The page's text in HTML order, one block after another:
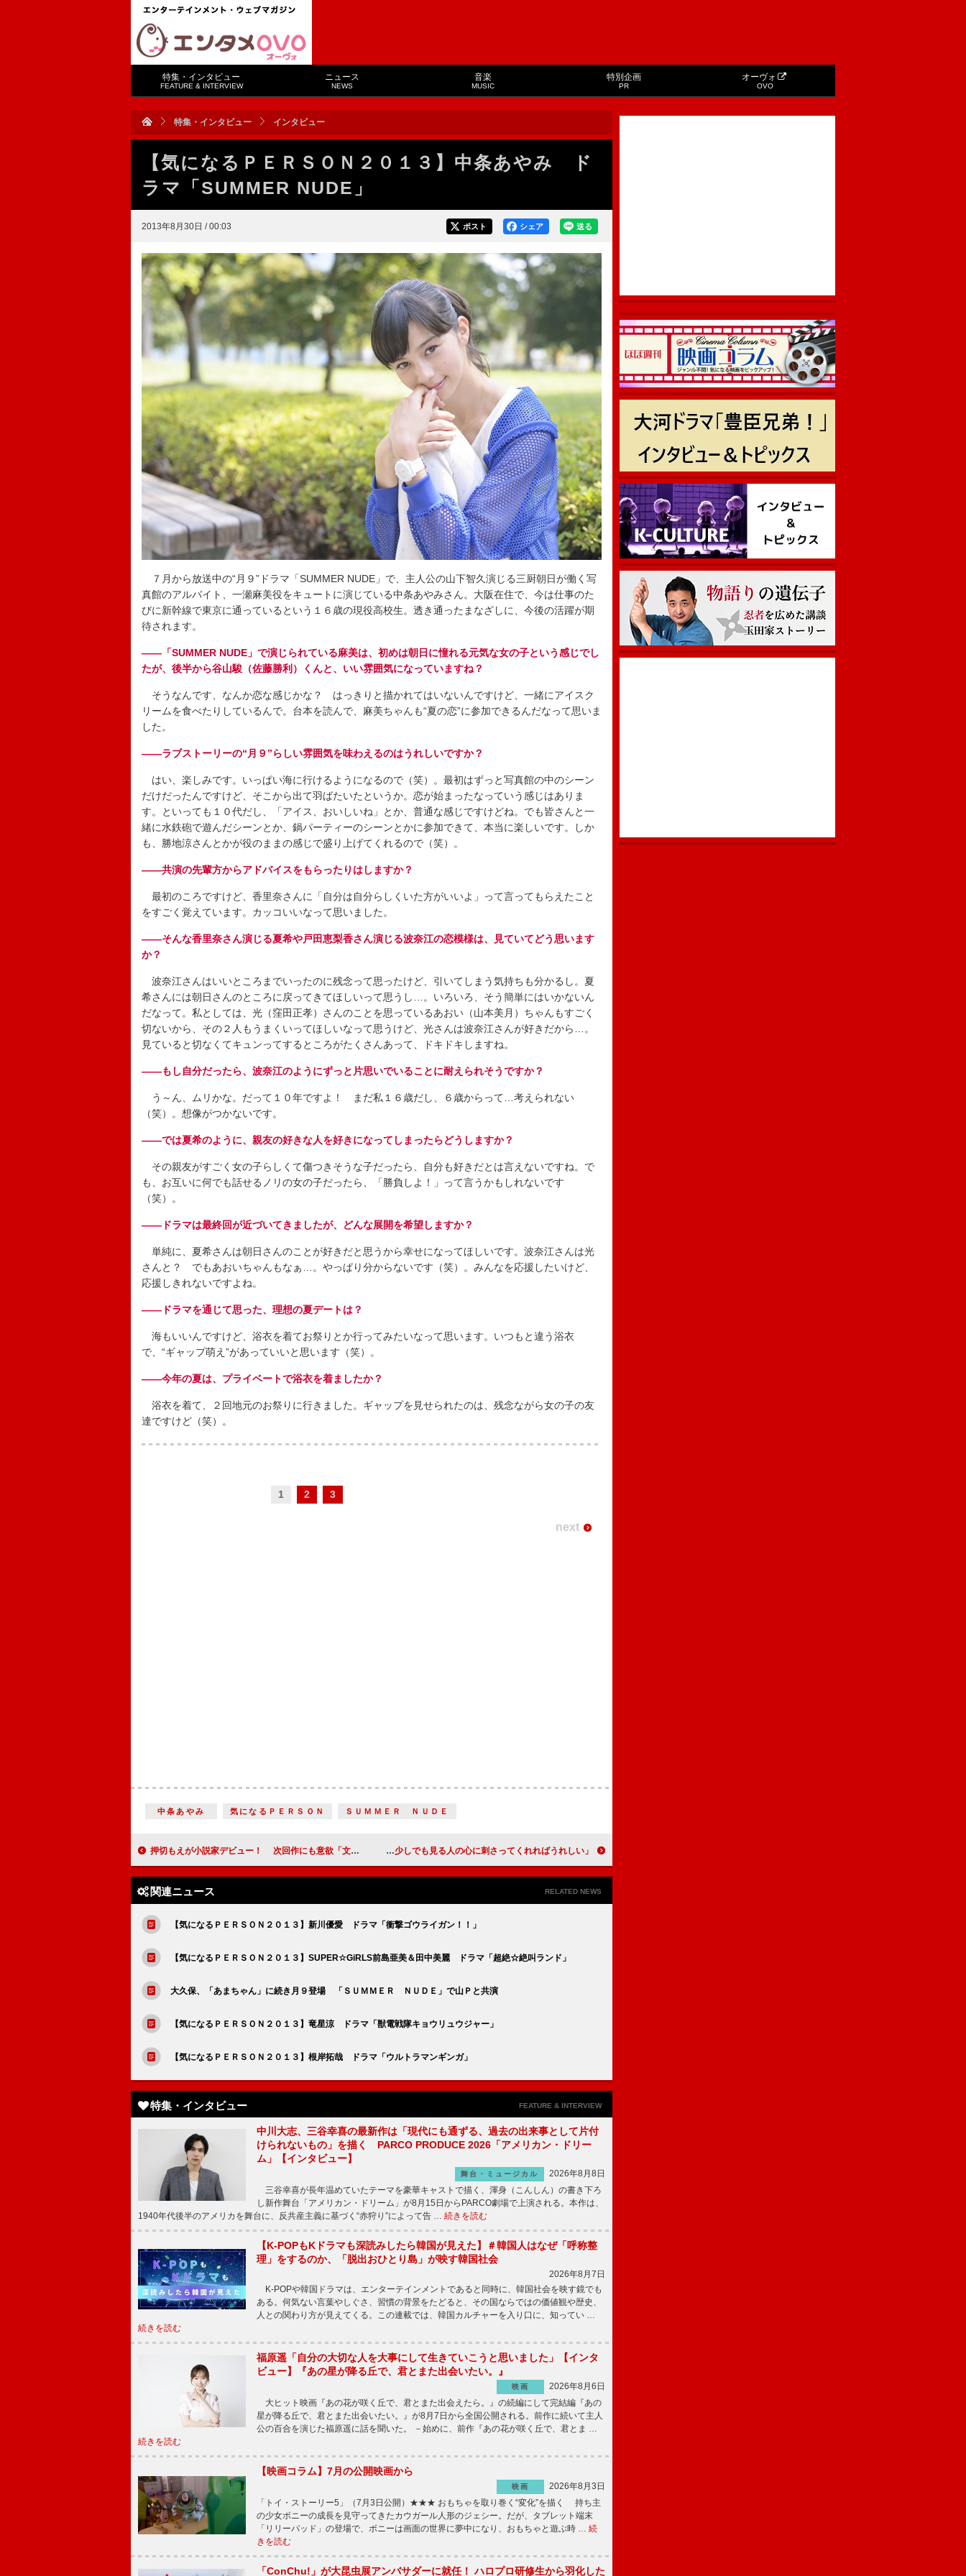
特集・インタビュー
FEATURE & INTERVIEW
ニュース
NEWS
音楽
MUSIC
特別企画
PR
オーヴォ
OVO
特集・インタビュー インタビュー
【気になるＰＥＲＳＯＮ２０１３】中条あやみ ド
ラマ「SUMMER NUDE」
2013年8月30日 / 00:03 送る
シェア
ポスト
７月から放送中の“月９”ドラマ「SUMMER NUDE」で、主人公の山下智久演じる三厨朝日が働く写
真館のアルバイト、一瀬麻美役をキュートに演じている中条あやみさん。大阪在住で、今は仕事のた
びに新幹線で東京に通っているという１６歳の現役高校生。透き通ったまなざしに、今後の活躍が期
待されます。
――「SUMMER NUDE」で演じられている麻美は、初めは朝日に憧れる元気な女の子という感じでし
たが、後半から谷山駿（佐藤勝利）くんと、いい雰囲気になっていますね？
そうなんです、なんか恋な感じかな？ はっきりと描かれてはいないんですけど、一緒にアイスク
リームを食べたりしているんで。台本を読んで、麻美ちゃんも“夏の恋”に参加できるんだなって思いま
した。
――ラブストーリーの“月９”らしい雰囲気を味わえるのはうれしいですか？
はい、楽しみです。いっぱい海に行けるようになるので（笑）。最初はずっと写真館の中のシーン
だけだったんですけど、そこから出て羽ばたいたというか。恋が始まったなっていう感じはありま
す。といっても１０代だし、「アイス、おいしいね」とか、普通な感じですけどね。でも皆さんと一
緒に水鉄砲で遊んだシーンとか、鍋パーティーのシーンとかに参加できて、本当に楽しいです。しか
も、勝地涼さんとかが役のままの感じで盛り上げてくれるので（笑）。
――共演の先輩方からアドバイスをもらったりはしますか？
最初のころですけど、香里奈さんに「自分は自分らしくいた方がいいよ」って言ってもらえたこと
をすごく覚えています。カッコいいなって思いました。
――そんな香里奈さん演じる夏希や戸田恵梨香さん演じる波奈江の恋模様は、見ていてどう思います
か？
波奈江さんはいいところまでいったのに残念って思ったけど、引いてしまう気持ちも分かるし。夏
希さんには朝日さんのところに戻ってきてほしいって思うし…。いろいろ、そう簡単にはいかないん
だなって。私としては、光（窪田正孝）さんのことを思っているあおい（山本美月）ちゃんもすごく
切ないから、その２人もうまくいってほしいなって思うけど、光さんは波奈江さんが好きだから…。
見ていると切なくてキュンってするところがたくさんあって、ドキドキしますね。
――もし自分だったら、波奈江のようにずっと片思いでいることに耐えられそうですか？
う～ん、ムリかな。だって１０年ですよ！ まだ私１６歳だし、６歳からって…考えられない
（笑）。想像がつかないです。
――では夏希のように、親友の好きな人を好きになってしまったらどうしますか？
その親友がすごく女の子らしくて傷つきそうな子だったら、自分も好きだとは言えないですね。で
も、お互いに何でも話せるノリの女の子だったら、「勝負しよ！」って言うかもしれないです
（笑）。
――ドラマは最終回が近づいてきましたが、どんな展開を希望しますか？
単純に、夏希さんは朝日さんのことが好きだと思うから幸せになってほしいです。波奈江さんは光
さんと？ でもあおいちゃんもなぁ…。やっぱり分からないです（笑）。みんなを応援したいけど、
応援しきれないですよね。
――ドラマを通じて思った、理想の夏デートは？
海もいいんですけど、浴衣を着てお祭りとか行ってみたいなって思います。いつもと違う浴衣
で、“ギャップ萌え”があっていいと思います（笑）。
――今年の夏は、プライベートで浴衣を着ましたか？
浴衣を着て、２回地元のお祭りに行きました。ギャップを見せられたのは、残念ながら女の子の友
達ですけど（笑）。
1 2 3
next
中条あやみ 気になるＰＥＲＳＯＮ ＳＵＭＭＥＲ ＮＵＤＥ
押切もえが小説家デビュー！ 次回作にも意欲「文章は生きざまみたいなものを出せる」 映画『ユダ』でカリスマキャバクラ嬢を演じた水崎綾女 「少しでも見る人の心に刺さってくれればうれしい」
関連ニュース RELATED NEWS
【気になるＰＥＲＳＯＮ２０１３】新川優愛 ドラマ「衝撃ゴウライガン！！」
【気になるＰＥＲＳＯＮ２０１３】SUPER☆GiRLS前島亜美＆田中美麗 ドラマ「超絶☆絶叫ランド」
大久保、「あまちゃん」に続き月９登場 「ＳＵＭＭＥＲ ＮＵＤＥ」で山Ｐと共演
【気になるＰＥＲＳＯＮ２０１３】竜星涼 ドラマ「獣電戦隊キョウリュウジャー」
【気になるＰＥＲＳＯＮ２０１３】根岸拓哉 ドラマ「ウルトラマンギンガ」
特集・インタビュー FEATURE & INTERVIEW
中川大志、三谷幸喜の最新作は「現代にも通ずる、過去の出来事として片付
けられないもの」を描く PARCO PRODUCE 2026「アメリカン・ドリー
ム」【インタビュー】
舞台・ミュージカル
2026年8月8日
三谷幸喜が長年温めていたテーマを豪華キャストで描く、渾身（こんしん）の書き下ろ
し新作舞台「アメリカン・ドリーム」が8月15日からPARCO劇場で上演される。本作は、
1940年代後半のアメリカを舞台に、反共産主義に基づく“赤狩り”によって告 … 続きを読む
【K-POPもKドラマも深読みしたら韓国が見えた】＃韓国人はなぜ「呼称整
理」をするのか、「脱出おひとり島」が映す韓国社会
2026年8月7日
K-POPや韓国ドラマは、エンターテインメントであると同時に、韓国社会を映す鏡でも
ある。何気ない言葉やしぐさ、習慣の背景をたどると、その国ならではの価値観や歴史、
人との関わり方が見えてくる。この連載では、韓国カルチャーを入り口に、知ってい …
続きを読む
福原遥「自分の大切な人を大事にして生きていこうと思いました」【インタ
ビュー】『あの星が降る丘で、君とまた出会いたい。』
映画
2026年8月6日
大ヒット映画『あの花が咲く丘で、君とまた出会えたら。』の続編にして完結編『あの
星が降る丘で、君とまた出会いたい。』が8月7日から全国公開される。前作に続いて主人
公の百合を演じた福原遥に話を聞いた。 －始めに、前作『あの花が咲く丘で、君とま …
続きを読む
【映画コラム】7月の公開映画から
映画
2026年8月3日
「トイ・ストーリー5」（7月3日公開）★★★ おもちゃを取り巻く“変化”を描く 持ち主
の少女ボニーの成長を見守ってきたカウガール人形のジェシー。だが、タブレット端末
「リリーパッド」の登場で、ボニーは画面の世界に夢中になり、おもちゃと遊ぶ時 … 続
きを読む
「ConChu!」が大昆虫展アンバサダーに就任！ ハロプロ研修生から羽化した